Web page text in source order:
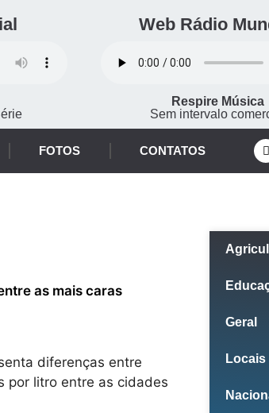
Web Rádio
Respire Música
Sem intervalo
FOTOS CONTATOS
as mais caras
diferenças entre
por litro entre as cidades
Geral
Locais